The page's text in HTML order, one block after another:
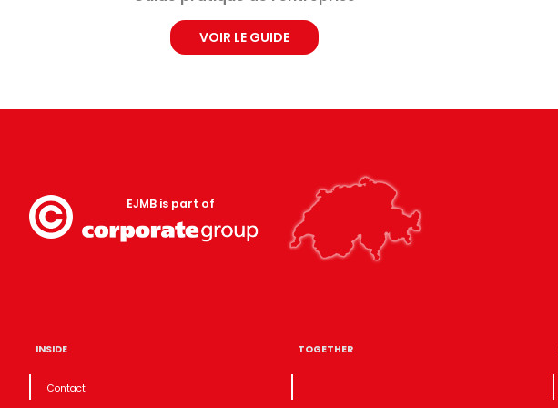
VOIR LE GUIDE
EJMB is part of
INSIDE
Contact
TOGETHER